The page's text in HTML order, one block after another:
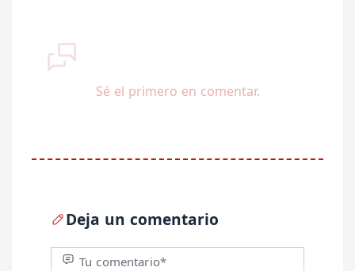
Sé el primero en comentar.
Deja un comentario
Tu comentario*